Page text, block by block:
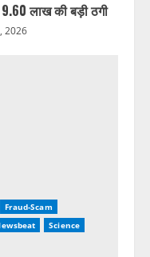
लाख की बड़ी ठगी
2026
Fraud-Scam
Science